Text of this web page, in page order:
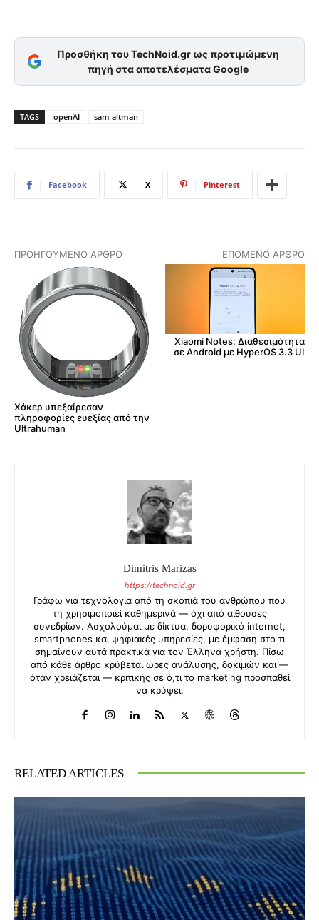
Προσθήκη του TechNoid.gr ως προτιμώμενη
πηγή στα αποτελέσματα Google
TAGS openAI sam altman
Facebook X Pinterest
ΠΡΟΗΓΟΎΜΕΝΟ ΆΡΘΡΟ
Χάκερ υπεξαίρεσαν
πληροφορίες ευεξίας από την
Ultrahuman
ΕΠΌΜΕΝΟ ΆΡΘΡΟ
Xiaomi Notes: Διαθεσιμότητα
σε Android με HyperOS 3.3 UI
Dimitris Marizas
https://technoid.gr
Γράφω για τεχνολογία από τη σκοπιά του ανθρώπου που
τη χρησιμοποιεί καθημερινά — όχι από αίθουσες
συνεδρίων. Ασχολούμαι με δίκτυα, δορυφορικό internet,
smartphones και ψηφιακές υπηρεσίες, με έμφαση στο τι
σημαίνουν αυτά πρακτικά για τον Έλληνα χρήστη. Πίσω
από κάθε άρθρο κρύβεται ώρες ανάλυσης, δοκιμών και —
όταν χρειάζεται — κριτικής σε ό,τι το marketing προσπαθεί
να κρύψει.
RELATED ARTICLES